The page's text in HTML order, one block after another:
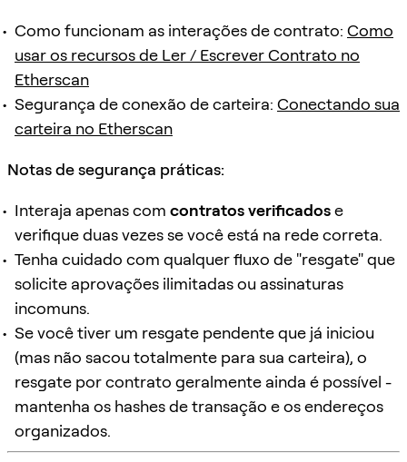
Como funcionam as interações de contrato: Como
usar os recursos de Ler / Escrever Contrato no
Etherscan
Segurança de conexão de carteira: Conectando sua
carteira no Etherscan
Notas de segurança práticas:
Interaja apenas com contratos verificadose
verifique duas vezes se você está na rede correta.
Tenha cuidado com qualquer fluxo de "resgate" que
solicite aprovações ilimitadas ou assinaturas
incomuns.
Se você tiver um resgate pendente que já iniciou
(mas não sacou totalmente para sua carteira), o
resgate por contrato geralmente ainda é possível -
mantenha os hashes de transação e os endereços
organizados.